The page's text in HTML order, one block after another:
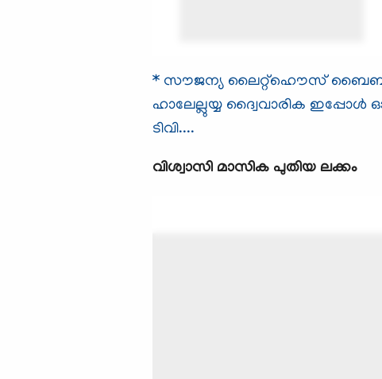
* സൗജന്യ ലൈറ്റ്ഹൌസ്
ഹാലേല്ലുയ്യ ദ്വൈവാരിക
ടിവി....
വിശ്വാസി മാസിക പുതിയ ലക്കം